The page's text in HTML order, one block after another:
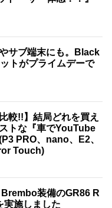
サブ端末にも。Black
トがプライムデーで
較!!】結局どれを買え
トな『車でYouTube
PRO、nano、E2、
Touch)
装備のGR86 R
実施しました